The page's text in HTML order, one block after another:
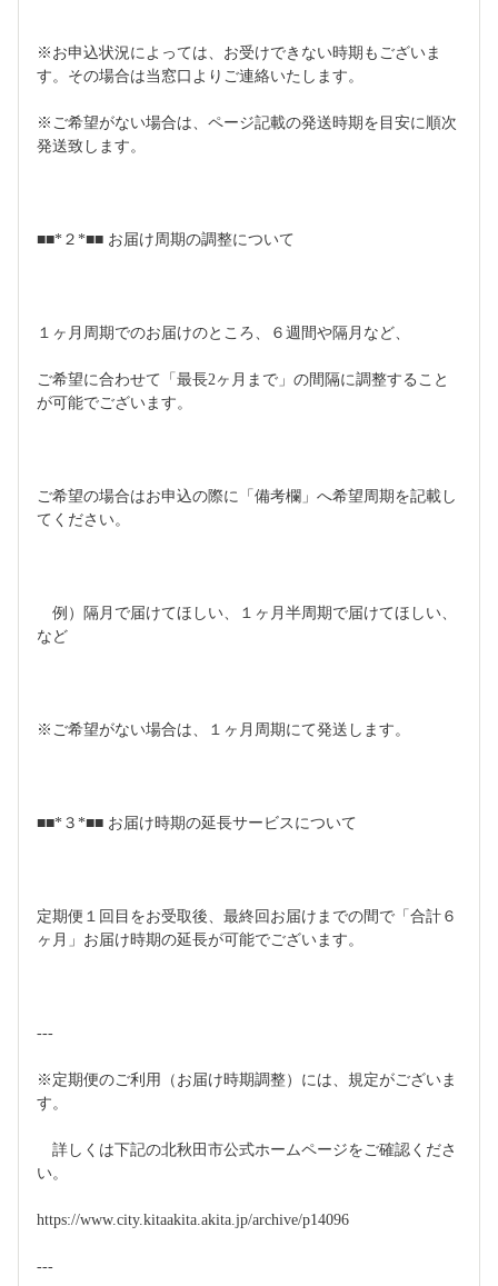
※お申込状況によっては、お受けできない時期もございま
す。その場合は当窓口よりご連絡いたします。
※ご希望がない場合は、ページ記載の発送時期を目安に順次
発送致します。
■■*２*■■ お届け周期の調整について
１ヶ月周期でのお届けのところ、６週間や隔月など、
ご希望に合わせて「最長2ヶ月まで」の間隔に調整すること
が可能でございます。
ご希望の場合はお申込の際に「備考欄」へ希望周期を記載し
てください。
例）隔月で届けてほしい、１ヶ月半周期で届けてほしい、
など
※ご希望がない場合は、１ヶ月周期にて発送します。
■■*３*■■ お届け時期の延長サービスについて
定期便１回目をお受取後、最終回お届けまでの間で「合計６
ヶ月」お届け時期の延長が可能でございます。
---
※定期便のご利用（お届け時期調整）には、規定がございま
す。
詳しくは下記の北秋田市公式ホームページをご確認くださ
い。
https://www.city.kitaakita.akita.jp/archive/p14096
---